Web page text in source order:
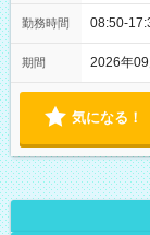
勤務時間 08:50-
期間 2026年
気になる！